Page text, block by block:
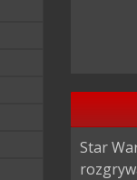
Star